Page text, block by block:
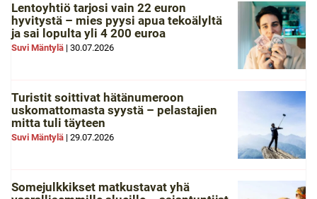
Lentoyhtiö tarjosi vain 22 euron
hyvitystä – mies pyysi apua tekoälyltä
ja sai lopulta yli 4 200 euroa
Suvi Mäntylä | 30.07.2026
Turistit soittivat hätänumeroon
uskomattomasta syystä – pelastajien
mitta tuli täyteen
Suvi Mäntylä | 29.07.2026
Somejulkkikset matkustavat yhä